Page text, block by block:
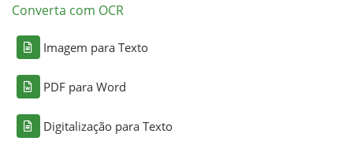
Converta com OCR
Imagem para Texto
PDF para Word
Digitalização para Texto